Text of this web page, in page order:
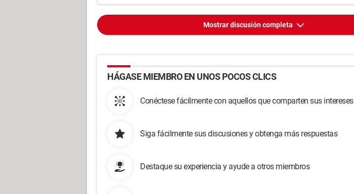
Mostrar discusión completa
HÁGASE MIEMBRO EN UNOS POCOS CLICS
Conéctese fácilmente con aquellos que comparten sus intereses
Siga fácilmente sus discusiones y obtenga más respuestas
Destaque su experiencia y ayude a otros miembros